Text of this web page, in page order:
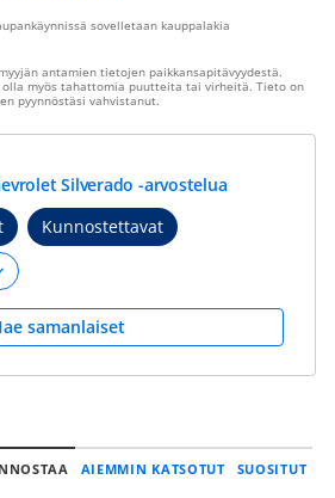
sovelletaan kauppalakia
antamien tietojen paikkansapitävyydestä.
myös tahattomia puutteita tai virheitä. Tieto on
pyynnöstäsi vahvistanut.
Silverado -arvostelua
Kunnostettavat
samanlaiset
AIEMMIN KATSOTUT SUOSITUT